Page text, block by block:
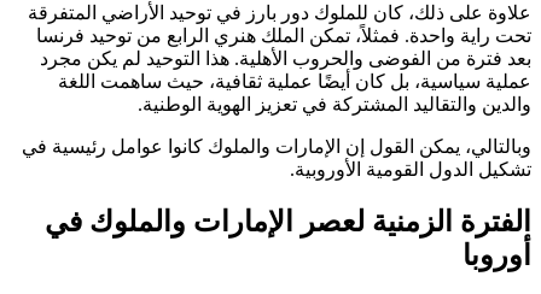
علاوة على ذلك، كان للملوك دور بارز في توحيد الأراضي المتفرقة
تحت راية واحدة. فمثلاً، تمكن الملك هنري الرابع من توحيد فرنسا
بعد فترة من الفوضى والحروب الأهلية. هذا التوحيد لم يكن مجرد
عملية سياسية، بل كان أيضًا عملية ثقافية، حيث ساهمت اللغة
والدين والتقاليد المشتركة في تعزيز الهوية الوطنية.
وبالتالي، يمكن القول إن الإمارات والملوك كانوا عوامل رئيسية في
تشكيل الدول القومية الأوروبية.
الفترة الزمنية لعصر الإمارات والملوك في
أوروبا